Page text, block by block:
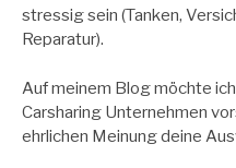
stressig sein (Tanken,
Reparatur).
Auf meinem Blog möchte
Carsharing Unternehmen
ehrlichen Meinung deine